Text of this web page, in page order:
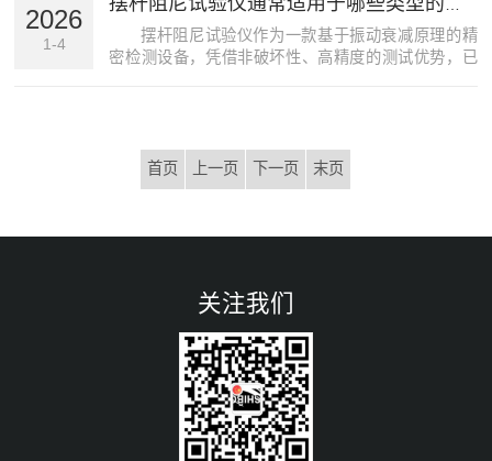
仪器的工作原理、应用场景及其在行业中的重要性。
什么是摆杆阻尼...
2026
1-4
摆杆阻尼试验仪作为一款基于振动衰减原理的精
密检测设备，凭借非破坏性、高精度的测试优势，已
首页
上一页 下一页 末页
关注我们